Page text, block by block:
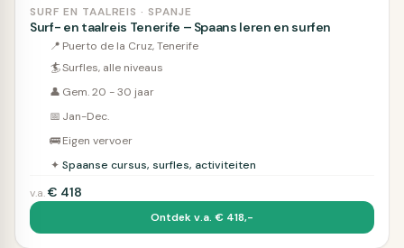
SURF EN TAALREIS · SPANJE
Surf- en taalreis Tenerife – Spaans leren en surfen
📍 Puerto de la Cruz, Tenerife
🏄Surfles, alle niveaus
👤 Gem. 20 - 30 jaar
📅 Jan-Dec.
🚌Eigen vervoer
✦ Spaanse cursus, surfles, activiteiten
v.a.€ 418
Ontdek v.a. € 418,-